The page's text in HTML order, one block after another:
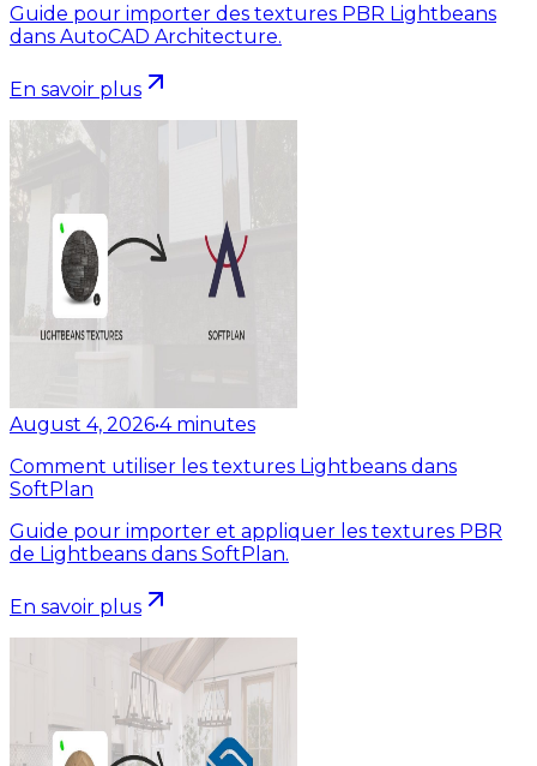
Guide pour importer des textures PBR Lightbeans
dans AutoCAD Architecture.
En savoir plus
August 4, 2026•4 minutes
Comment utiliser les textures Lightbeans dans
SoftPlan
Guide pour importer et appliquer les textures PBR
de Lightbeans dans SoftPlan.
En savoir plus